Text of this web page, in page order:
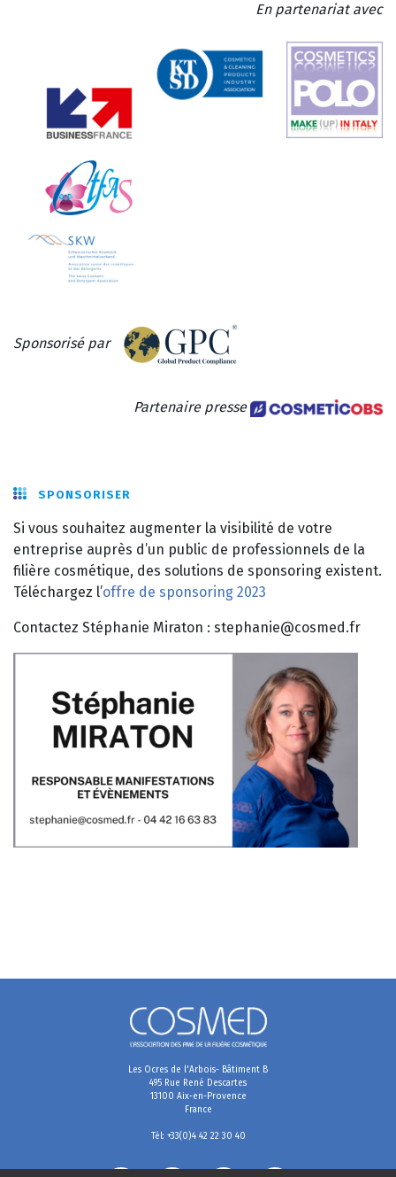
En partenariat avec
Sponsorisé par
Partenaire presse
SPONSORISER
Si vous souhaitez augmenter la visibilité de votre
entreprise auprès d’un public de professionnels de la
filière cosmétique, des solutions de sponsoring existent.
Téléchargez l’offre de sponsoring 2023
Contactez Stéphanie Miraton : stephanie@cosmed.fr
Les Ocres de l'Arbois- Bâtiment B
495 Rue René Descartes
13100 Aix-en-Provence
France
Tél: +33(0)4 42 22 30 40